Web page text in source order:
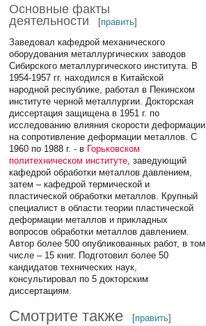
Основные факты
деятельности
[править]
Заведовал кафедрой механического
оборудования металлургических заводов
Сибирского металлургического института. В
1954-1957 гг. находился в Китайской
народной республике, работал в Пекинском
институте черной металлургии. Докторская
диссертация защищена в 1951 г. по
исследованию влияния скорости деформации
на сопротивление деформации металлов. С
1960 по 1988 г. - в Горьковском
политехническом институте, заведующий
кафедрой обработки металлов давлением,
затем – кафедрой термической и
пластической обработки металлов. Крупный
специалист в области теории пластической
деформации металлов и прикладных
вопросов обработки металлов давлением.
Автор более 500 опубликованных работ, в том
числе – 15 книг. Подготовил более 50
кандидатов технических наук,
консультировал по 5 докторским
диссертациям.
Смотрите также [править]